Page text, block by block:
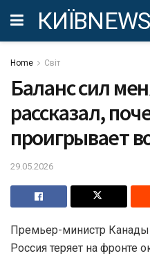
КИЇВNEWS
Home Світ
Баланс сил
рассказал,
проигрывает
29.05.2026
Премьер-министр Канады
Россия теряет на фронте